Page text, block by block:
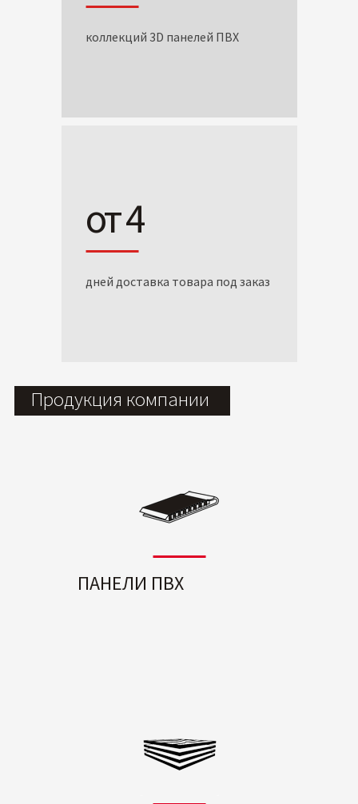
коллекций 3D панелей ПВХ
от 4
дней доставка товара под заказ
Продукция компании
ПАНЕЛИ ПВХ